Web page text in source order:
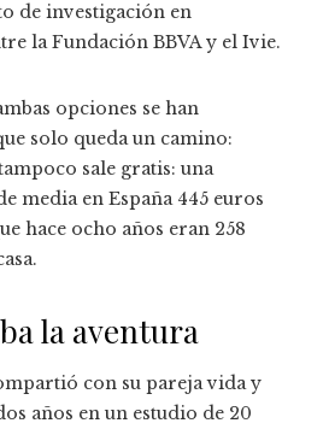
de investigación en
la Fundación BBVA y el Ivie.
opciones se han
solo queda un camino:
sale gratis: una
media en España 445 euros
hace ocho años eran 258
la aventura
con su pareja vida y
años en un estudio de 20